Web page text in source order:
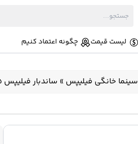
لیست قیمت چگونه اعتماد کنیم
سینما خانگی فیلیپس » ساندبار فیلیپس TAB5305